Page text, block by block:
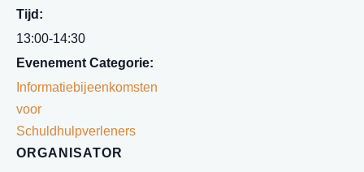
Tijd:
13:00-14:30
Evenement Categorie:
Informatiebijeenkomsten
voor
Schuldhulpverleners
ORGANISATOR